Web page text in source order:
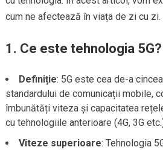
cum ne afectează în viața de zi cu zi.
1. Ce este tehnologia 5G?
Definiție: 5G este cea de-a
standardului de comunicații mobile,
îmbunătăți viteza și capacitatea
cu tehnologiile anterioare (4G, 3G
Viteze superioare: Tehnologia